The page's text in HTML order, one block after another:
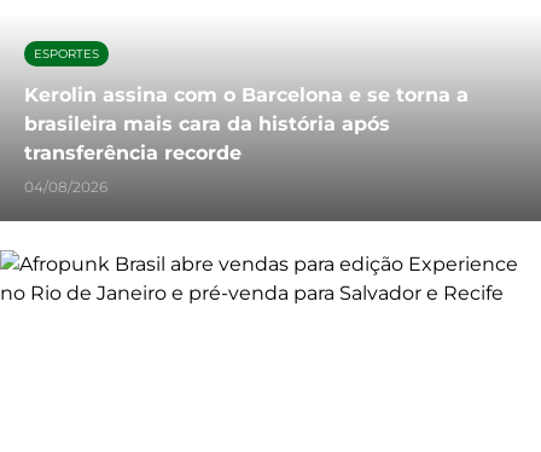
ESPORTES
Kerolin assina com o Barcelona e se torna a
brasileira mais cara da história após
transferência recorde
04/08/2026